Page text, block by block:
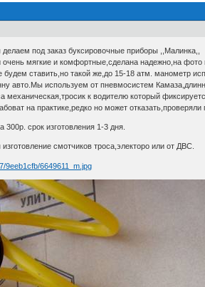
под заказ буксировочные приборы ,,Малинка,,
очень мягкие и комфортные,сделана надежно,на
ставить,но такой же,до 15-18 атм. манометр
авто.Мы используем от пневмосистем
механическая,тросик к водителю который
на практике,редко но может отказать,проверяли
300р. срок изготовления 1-3 дня.
смотчиков троса,электоро или от ДВС.